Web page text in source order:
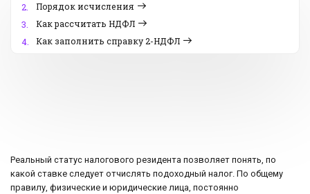
2.
Порядок исчисления
3.
Как рассчитать НДФЛ
4.
Как заполнить справку 2-НДФЛ
Реальный статус налогового резидента позволяет понять, по
какой ставке следует отчислять подоходный налог. По общему
правилу, физические и юридические лица, постоянно